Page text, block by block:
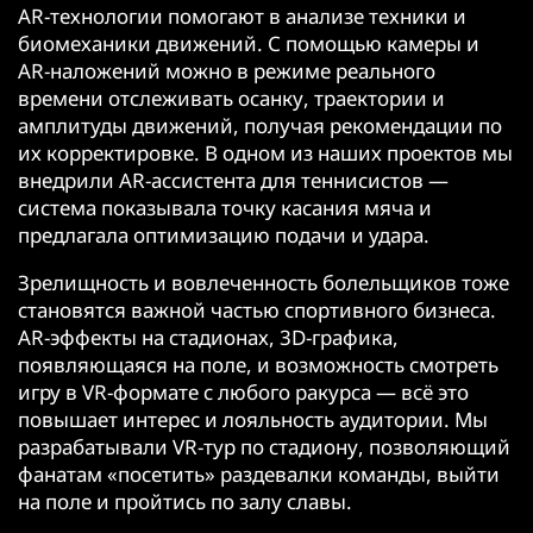
AR-технологии помогают в анализе техники и
биомеханики движений. С помощью камеры и
AR-наложений можно в режиме реального
времени отслеживать осанку, траектории и
амплитуды движений, получая рекомендации по
их корректировке. В одном из наших проектов мы
внедрили AR-ассистента для теннисистов —
система показывала точку касания мяча и
предлагала оптимизацию подачи и удара.
Зрелищность и вовлеченность болельщиков тоже
становятся важной частью спортивного бизнеса.
AR-эффекты на стадионах, 3D-графика,
появляющаяся на поле, и возможность смотреть
игру в VR-формате с любого ракурса — всё это
повышает интерес и лояльность аудитории. Мы
разрабатывали VR-тур по стадиону, позволяющий
фанатам «посетить» раздевалки команды, выйти
на поле и пройтись по залу славы.